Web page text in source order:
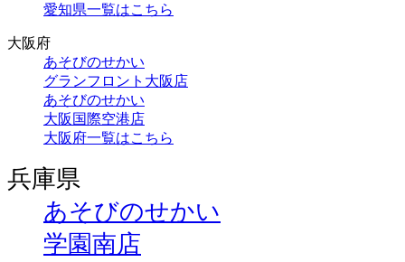
愛知県一覧はこちら
大阪府
あそびのせかい
グランフロント大阪店
あそびのせかい
大阪国際空港店
大阪府一覧はこちら
兵庫県
あそびのせかい
学園南店